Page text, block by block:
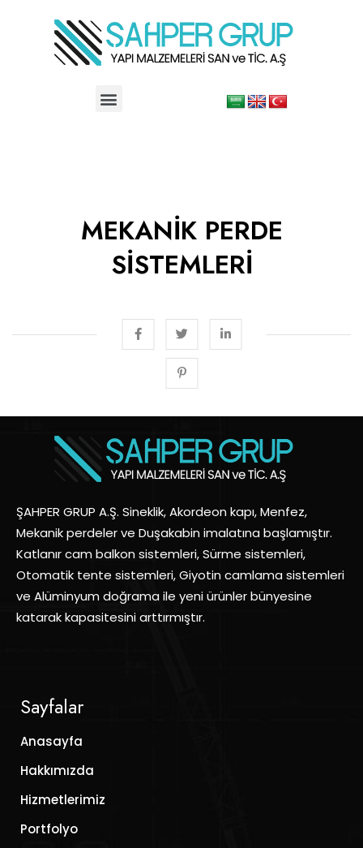
MEKANİK PERDE
SİSTEMLERİ
ŞAHPER GRUP A.Ş. Sineklik, Akordeon kapı, Menfez,
Mekanik perdeler ve Duşakabin imalatına başlamıştır.
Katlanır cam balkon sistemleri, Sürme sistemleri,
Otomatik tente sistemleri, Giyotin camlama sistemleri
ve Alüminyum doğrama ile yeni ürünler bünyesine
katarak kapasitesini arttırmıştır.
Sayfalar
Anasayfa
Hakkımızda
Hizmetlerimiz
Portfolyo